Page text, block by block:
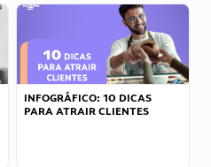
INFOGRÁFICO: 10 DICAS
PARA ATRAIR CLIENTES